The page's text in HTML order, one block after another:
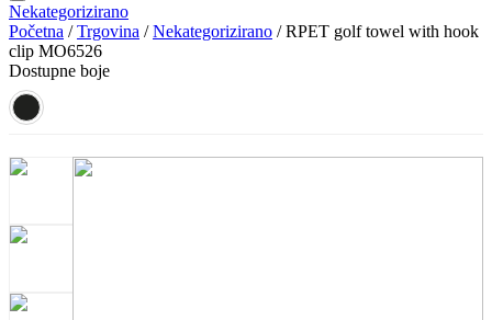
Nekategorizirano
Početna /Trgovina /Nekategorizirano / RPET golf towel with hook
clip MO6526
Dostupne boje